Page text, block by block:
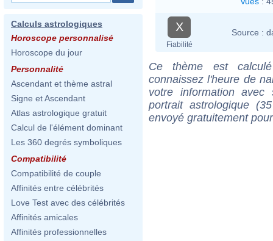
Calculs astrologiques
Horoscope personnalisé
Horoscope du jour
Personnalité
Ascendant et thème astral
Signe et Ascendant
Atlas astrologique gratuit
Calcul de l'élément dominant
Les 360 degrés symboliques
Compatibilité
Compatibilité de couple
Affinités entre célébrités
Love Test avec des célébrités
Affinités amicales
Affinités professionnelles
X
Fiabilité
Source :
Ce thème est
connaissez l'heure de
votre information
portrait astrologique
envoyé gratuitement